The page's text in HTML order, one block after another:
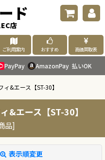
ド
店
ご利用案内 おすすめ 高価買取表
PayPay AmazonPay 払いOK
&エース【ST-30】
&エース【ST-30】
品]
表示順変更